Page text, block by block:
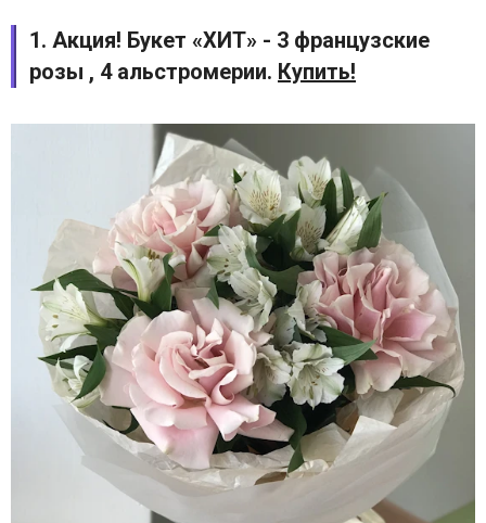
1. Акция! Букет «ХИТ» - 3 французские
розы , 4 альстромерии. Купить!